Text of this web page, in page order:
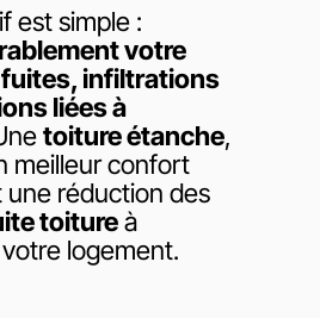
est simple :
votre
infiltrations
liées à
toiture étanche,
meilleur confort
réduction des
toitureà
votre logement.